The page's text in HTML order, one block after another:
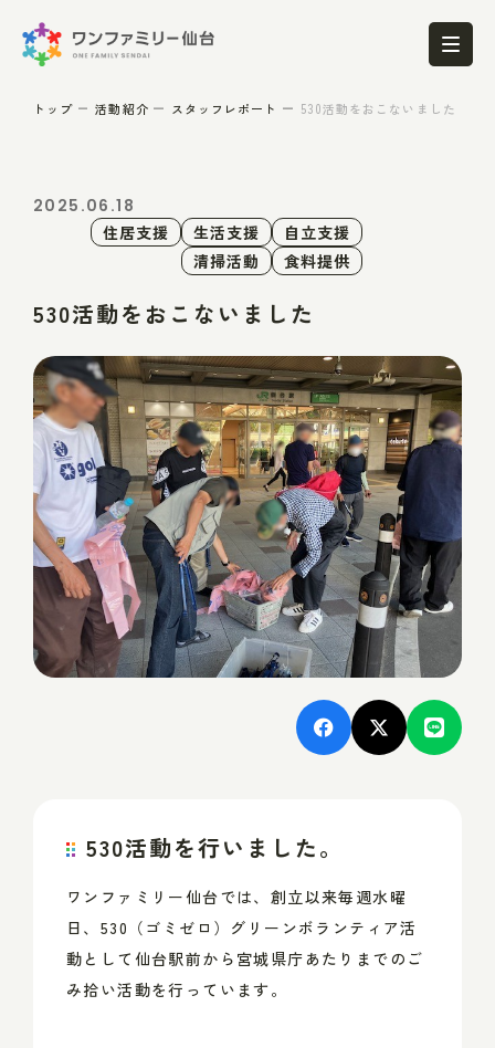
トップ 活動紹介 スタッフレポート 530活動をおこないました
2025.06.18
住居支援
生活支援
自立支援
清掃活動
食料提供
530活動をおこないました
530活動を行いました。
ワンファミリー仙台では、創立以来毎週水曜
日、 530 （ゴミゼロ）グリーンボランティア活
動として仙台駅前から宮城県庁あたりまでのご
み拾い活動を行っています。